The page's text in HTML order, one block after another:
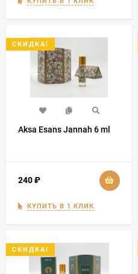
СКИДКА!
Aksa Esans Jannah 6 ml
240₽
КУПИТЬ В 1 КЛИК
СКИДКА!